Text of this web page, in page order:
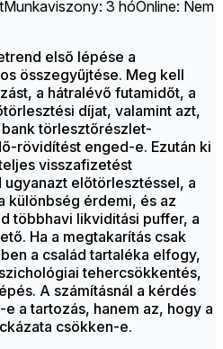
Munkaviszony: 3 hóOnline: Nem
első lépése a
összegyűjtése. Meg kell
a hátralévő futamidőt, a
díjat, valamint azt,
törlesztőrészlet-
rövidítést enged-e. Ezután ki
visszafizetést
előtörlesztéssel, a
különbség érdemi, és az
többhavi likviditási puffer, a
Ha a megtakarítás csak
a család tartaléka elfogy,
tehercsökkentés,
A számításnál a kérdés
a tartozás, hanem az, hogy a
csökken-e.